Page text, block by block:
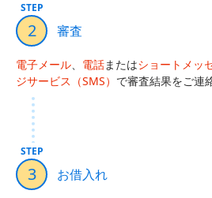
STEP
2 審査
電子メール、 電話またはショートメッ
ジサービス（SMS） で審査結果をご連
STEP
3 お借入れ